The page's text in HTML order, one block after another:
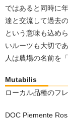
ではあると同時に
達と交流して過去
という意味も込め
いルーツも大切で
人は農場の名前を
Mutabilis
ローカル品種のフ
DOC Piemente